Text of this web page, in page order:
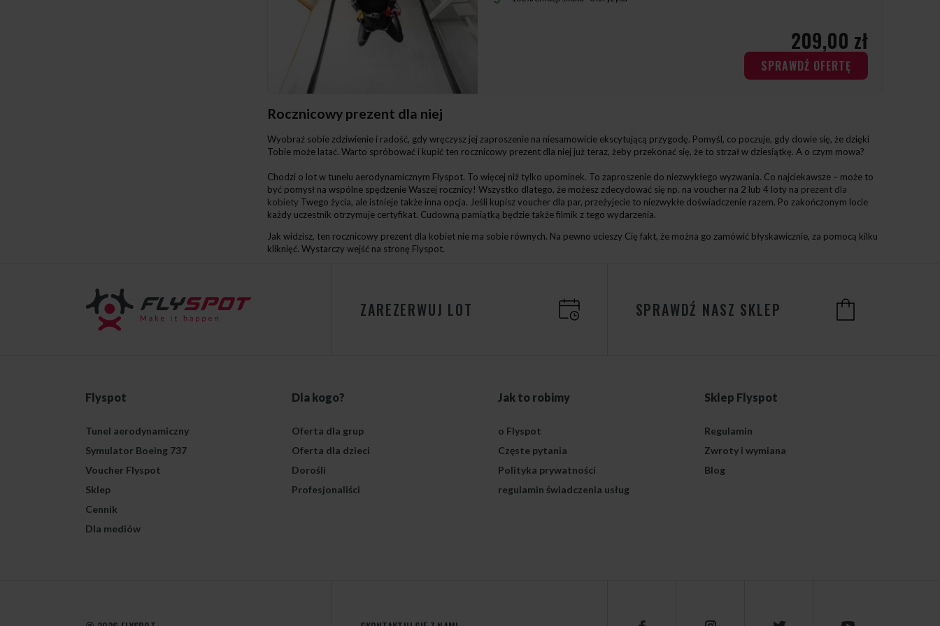
209,00 zł
SPRAWDŹ OFERTĘ
Rocznicowy prezent dla niej
Wyobraź sobie zdziwienie i radość, gdy wręczysz jej zaproszenie na niesamowicie ekscytującą przygodę. Pomyśl, co poczuje, gdy dowie się, że dzięki
Tobie może latać. Warto spróbować i kupić ten rocznicowy prezent dla niej już teraz, żeby przekonać się, że to strzał w dziesiątkę. A o czym mowa?
Chodzi o lot w tunelu aerodynamicznym Flyspot. To więcej niż tylko upominek. To zaproszenie do niezwykłego wyzwania. Co najciekawsze – może to
być pomysł na wspólne spędzenie Waszej rocznicy! Wszystko dlatego, że możesz zdecydować się np. na voucher na 2 lub 4 loty na prezent dla
kobiety Twego życia, ale istnieje także inna opcja. Jeśli kupisz voucher dla par, przeżyjecie to niezwykłe doświadczenie razem. Po zakończonym locie
każdy uczestnik otrzymuje certyfikat. Cudowną pamiątką będzie także filmik z tego wydarzenia.
Jak widzisz, ten rocznicowy prezent dla kobiet nie ma sobie równych. Na pewno ucieszy Cię fakt, że można go zamówić błyskawicznie, za pomocą kilku
kliknięć. Wystarczy wejść na stronę Flyspot.
ZAREZERWUJ LOT SPRAWDŹ NASZ SKLEP
Flyspot
Tunel aerodynamiczny
Symulator Boeing 737
Voucher Flyspot
Sklep
Cennik
Dla mediów
Dla kogo?
Oferta dla grup
Oferta dla dzieci
Dorośli
Profesjonaliści
Jak to robimy
o Flyspot
Częste pytania
Polityka prywatności
regulamin świadczenia usług
Sklep Flyspot
Regulamin
Zwroty i wymiana
Blog